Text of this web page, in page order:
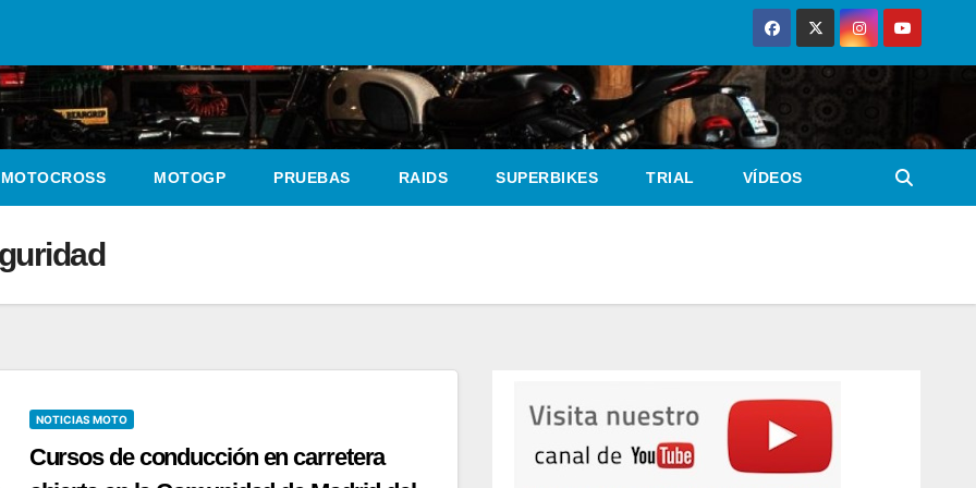
MOTOCROSS MOTOGP PRUEBAS RAIDS SUPERBIKES TRIAL VÍDEOS
NOTICIAS MOTO
Cursos de conducción en carretera